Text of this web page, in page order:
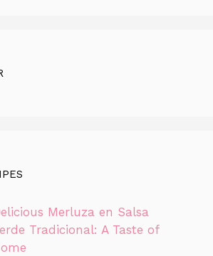
Merluza en Salsa
Tradicional: A Taste of